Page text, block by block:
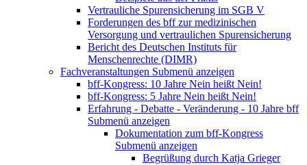
Vertrauliche Spurensicherung im SGB V
Forderungen des bff zur medizinischen
Versorgung und vertraulichen Spurensicherung
Bericht des Deutschen Instituts für
Menschenrechte (DIMR)
Fachveranstaltungen Submenü anzeigen
bff-Kongress: 10 Jahre Nein heißt Nein!
bff-Kongress: 5 Jahre Nein heißt Nein!
Erfahrung - Debatte - Veränderung - 10 Jahre bff
Submenü anzeigen
Dokumentation zum bff-Kongress
Submenü anzeigen
Begrüßung durch Katja Grieger